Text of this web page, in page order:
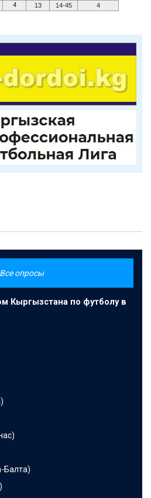
4 13 14-45 4
Все опросы
Кыргызстана по футболу в
Балта)